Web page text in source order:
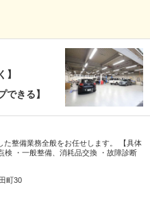
】
できる】
た整備業務全般をお任せします。 【具体
検 ・一般整備、消耗品交換 ・故障診断
町30